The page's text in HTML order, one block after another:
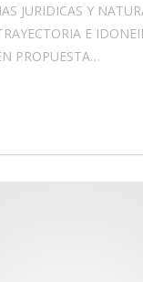
JURIDICAS Y
E
PROPUESTA…